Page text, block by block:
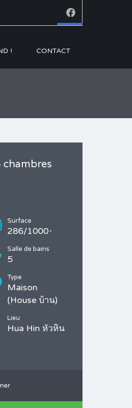
! CONTACT
chambres
Surface
286/1000 *
Salle de bains
5
Type
Maison
(House บ้าน)
Lieu
Hua Hin หัวหิน